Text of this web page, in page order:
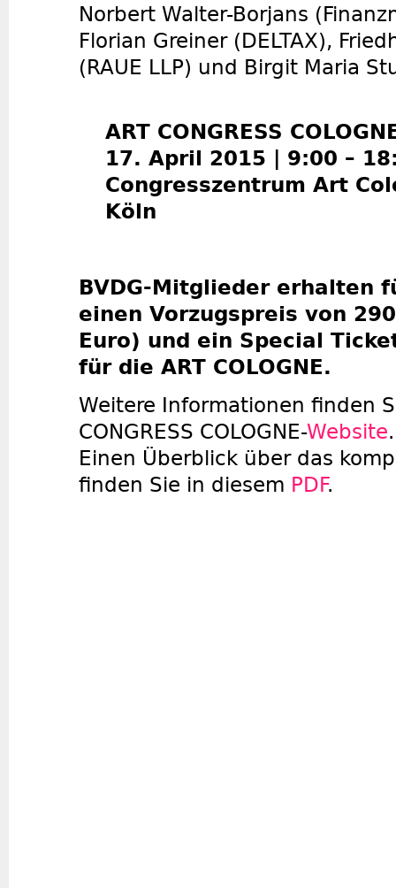
Norbert Walter-Borjans
Florian Greiner (DELTAX),
(RAUE LLP) und Birgit Maria
ART CONGRESS
17. April 2015 | 9:00 –
Congresszentrum Art
Köln
BVDG-Mitglieder erhalten
einen Vorzugspreis von
Euro) und ein Special
für die ART COLOGNE.
Weitere Informationen finden
CONGRESS COLOGNE-Website.
Einen Überblick über das
finden Sie in diesem PDF.